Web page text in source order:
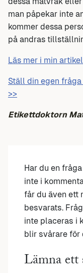
man påpekar inte
kommer dessa
på andras
Läs mer i min
Ställ din egen
>>
Etikettdoktorn
Har du en
inte i
får du även ett
besvarats.
inte placeras i
blir svårare för
Lämna ett